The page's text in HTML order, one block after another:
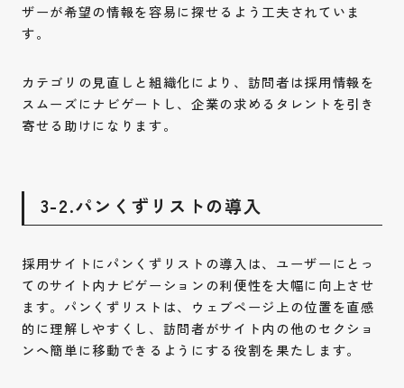
ザーが希望の情報を容易に探せるよう工夫されていま
す。
カテゴリの見直しと組織化により、訪問者は採用情報を
スムーズにナビゲートし、企業の求めるタレントを引き
寄せる助けになります。
3-2.パンくずリストの導入
採用サイトにパンくずリストの導入は、ユーザーにとっ
てのサイト内ナビゲーションの利便性を大幅に向上させ
ます。パンくずリストは、ウェブページ上の位置を直感
的に理解しやすくし、訪問者がサイト内の他のセクショ
ンへ簡単に移動できるようにする役割を果たします。